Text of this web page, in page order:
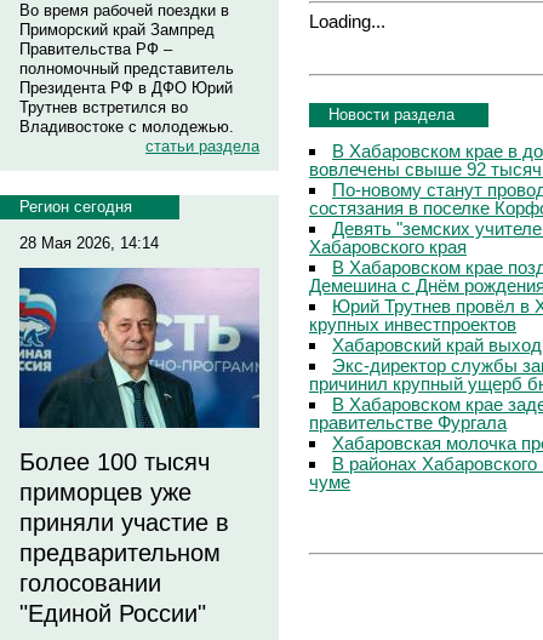
Во время рабочей поездки в
Приморский край Зампред
Правительства РФ –
полномочный представитель
Президента РФ в ДФО Юрий
Трутнев встретился во
Владивостоке с молодежью.
статьи раздела
Регион сегодня
28 Мая 2026, 14:14
Более 100 тысяч
приморцев уже
приняли участие в
предварительном
голосовании
"Единой России"
Loading...
Новости раздела
В Хабаровском крае в
вовлечены свыше 92 тысяч
По-новому станут
состязания в поселке
Девять "земских
Хабаровского края
В Хабаровском крае
Демешина с Днём
Юрий Трутнев провёл в
крупных инвестпроектов
Хабаровский край
Экс-директор службы
причинил крупный ущерб
В Хабаровском крае
правительстве Фургала
Хабаровская молочка
В районах
чуме